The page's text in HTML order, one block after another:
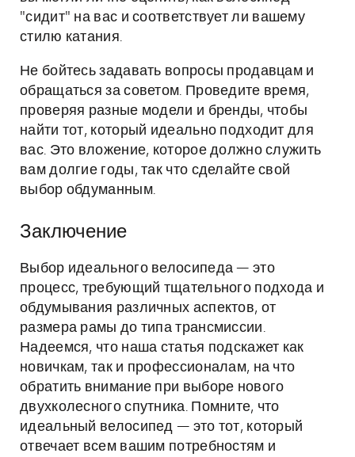
"сидит" на вас и соответствует ли вашему
стилю катания.
Не бойтесь задавать вопросы продавцам и
обращаться за советом. Проведите время,
проверяя разные модели и бренды, чтобы
найти тот, который идеально подходит для
вас. Это вложение, которое должно служить
вам долгие годы, так что сделайте свой
выбор обдуманным.
Заключение
Выбор идеального велосипеда — это
процесс, требующий тщательного подхода и
обдумывания различных аспектов, от
размера рамы до типа трансмиссии.
Надеемся, что наша статья подскажет как
новичкам, так и профессионалам, на что
обратить внимание при выборе нового
двухколесного спутника. Помните, что
идеальный велосипед — это тот, который
отвечает всем вашим потребностям и